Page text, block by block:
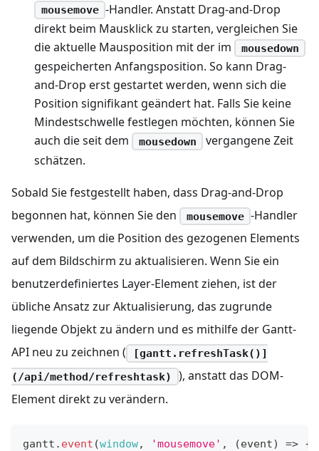
mousemove -Handler. Anstatt Drag-and-Drop
direkt beim Mausklick zu starten, vergleichen Sie
die aktuelle Mausposition mit der im
mousedown
gespeicherten Anfangsposition. So kann Drag-
and-Drop erst gestartet werden, wenn sich die
Position signifikant geändert hat. Falls Sie keine
Mindestschwelle festlegen möchten, können Sie
auch die seit dem
mousedown
vergangene Zeit
schätzen.
Sobald Sie festgestellt haben, dass Drag-and-Drop
begonnen hat, können Sie den
mousemove -Handler
verwenden, um die Position des gezogenen Elements
auf dem Bildschirm zu aktualisieren. Wenn Sie ein
benutzerdefiniertes Layer-Element ziehen, ist der
übliche Ansatz zur Aktualisierung, das zugrunde
liegende Objekt zu ändern und es mithilfe der Gantt-
API neu zu zeichnen (
[gantt.refreshTask()]
(/api/method/refreshtask)
), anstatt das DOM-
Element direkt zu verändern.
gantt . event (window, 'mousemove' , (event) => {